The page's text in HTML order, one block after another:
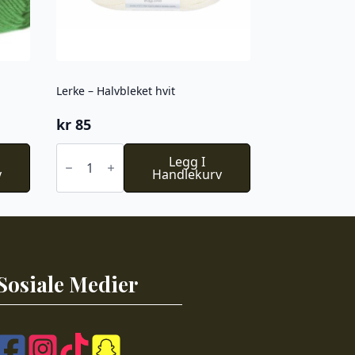
Lerke – Halvbleket hvit
kr 85
Lerke
Halvbleket
hvit
Legg I
Handlekurv
Medier